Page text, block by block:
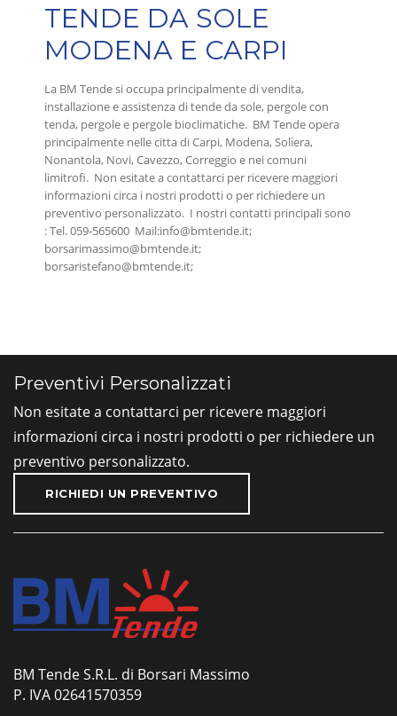
TENDE DA SOLE
MODENA E CARPI
La BM Tende si occupa principalmente di vendita,
installazione e assistenza di tende da sole, pergole con
tenda, pergole e pergole bioclimatiche. BM Tende opera
principalmente nelle citta di Carpi, Modena, Soliera,
Nonantola, Novi, Cavezzo, Correggio e nei comuni
limitrofi. Non esitate a contattarci per ricevere maggiori
informazioni circa i nostri prodotti o per richiedere un
preventivo personalizzato. I nostri contatti principali sono
: Tel. 059-565600 Mail:info@bmtende.it;
borsarimassimo@bmtende.it;
borsaristefano@bmtende.it;
Preventivi Personalizzati
Non esitate a contattarci per ricevere maggiori
informazioni circa i nostri prodotti o per richiedere un
preventivo personalizzato.
RICHIEDI UN PREVENTIVO
BM Tende S.R.L. di Borsari Massimo
P. IVA 02641570359